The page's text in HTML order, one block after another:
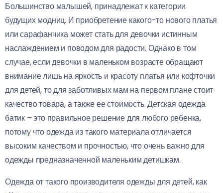
Большинство малышей, принадлежат к категории
будущих модниц. И приобретение какого-то нового платья
или сарафанчика может стать для девочки истинным
наслаждением и поводом для радости. Однако в том
случае, если девочки в маленьком возрасте обращают
внимание лишь на яркость и красоту платья или кофточки
для детей, то для заботливых мам на первом плане стоит
качество товара, а также ее стоимость. Детская одежда
батик – это правильное решение для любого ребенка,
потому что одежда из такого материала отличается
высоким качеством и прочностью, что очень важно для
одежды предназначенной маленьким детишкам.
Одежда от такого производителя одежды для детей, как